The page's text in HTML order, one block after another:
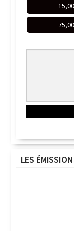
15,00
75,00
LES